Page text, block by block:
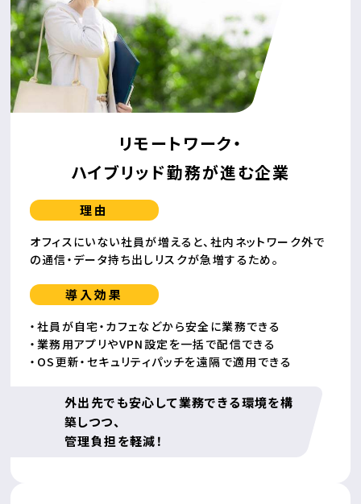
リモートワーク・
ハイブリッド勤務が進む企業
理由
オフィスにいない社員が増えると、社内ネットワーク外で
の通信・データ持ち出しリスクが急増するため。
導入効果
・社員が自宅・カフェなどから安全に業務できる
・業務用アプリやVPN設定を一括で配信できる
・OS更新・セキュリティパッチを遠隔で適用できる
外出先でも安心して業務できる環境を構
築しつつ、
管理負担を軽減！